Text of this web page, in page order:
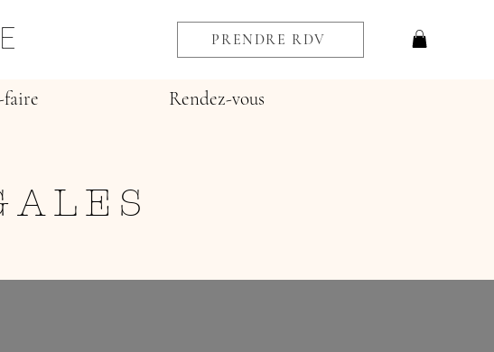
PRENDRE RDV
faire Rendez-vous